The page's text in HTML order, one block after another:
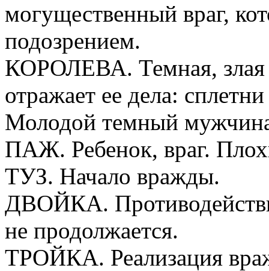
могущественный враг,
подозрением.
КОРОЛЕВА. Темная, злая
отражает ее дела:
Молодой темный
ПАЖ. Ребенок, враг.
ТУЗ. Начало вражды.
ДВОЙКА.
не продолжается.
ТРОЙКА. Реализация